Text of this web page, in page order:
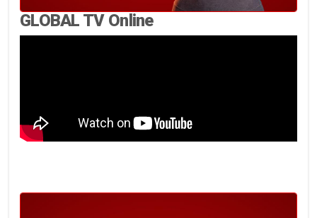
GLOBAL TV Online